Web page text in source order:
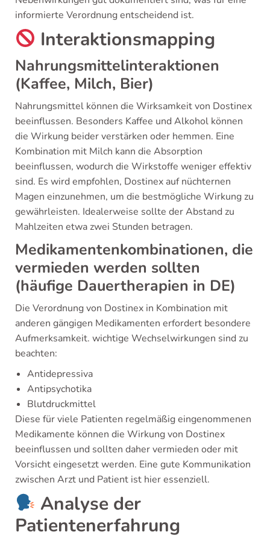
informierte Verordnung entscheidend ist.
Interaktionsmapping
Nahrungsmittelinteraktionen
(Kaffee, Milch, Bier)
Nahrungsmittel können die Wirksamkeit von Dostinex
beeinflussen. Besonders Kaffee und Alkohol können
die Wirkung beider verstärken oder hemmen. Eine
Kombination mit Milch kann die Absorption
beeinflussen, wodurch die Wirkstoffe weniger effektiv
sind. Es wird empfohlen, Dostinex auf nüchternen
Magen einzunehmen, um die bestmögliche Wirkung zu
gewährleisten. Idealerweise sollte der Abstand zu
Mahlzeiten etwa zwei Stunden betragen.
Medikamentenkombinationen, die
vermieden werden sollten
(häufige Dauertherapien in DE)
Die Verordnung von Dostinex in Kombination mit
anderen gängigen Medikamenten erfordert besondere
Aufmerksamkeit. wichtige Wechselwirkungen sind zu
beachten:
Antidepressiva
Antipsychotika
Blutdruckmittel
Diese für viele Patienten regelmäßig eingenommenen
Medikamente können die Wirkung von Dostinex
beeinflussen und sollten daher vermieden oder mit
Vorsicht eingesetzt werden. Eine gute Kommunikation
zwischen Arzt und Patient ist hier essenziell.
Analyse der
Patientenerfahrung